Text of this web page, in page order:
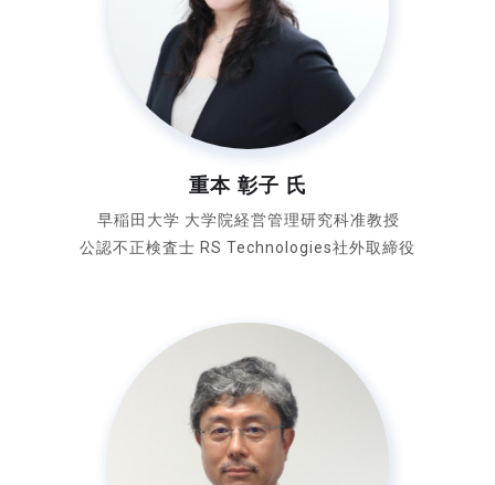
重本 彰子 氏
早稲田大学 大学院経営管理研究科准教授
公認不正検査士 RS Technologies社外取締役